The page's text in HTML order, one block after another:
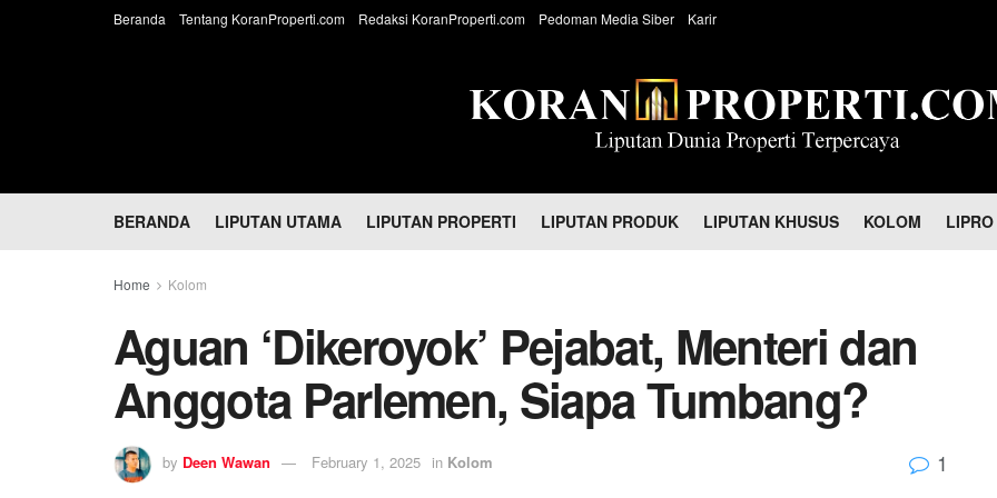
Beranda Tentang KoranProperti.com Redaksi KoranProperti.com Pedoman Media Siber Karir
BERANDA LIPUTAN UTAMA LIPUTAN PROPERTI LIPUTAN PRODUK LIPUTAN KHUSUS KOLOM
Home Kolom
Aguan ‘Dikeroyok’ Pejabat, Menteri dan
Anggota Parlemen, Siapa Tumbang?
by Deen Wawan February 1, 2025 in Kolom 1